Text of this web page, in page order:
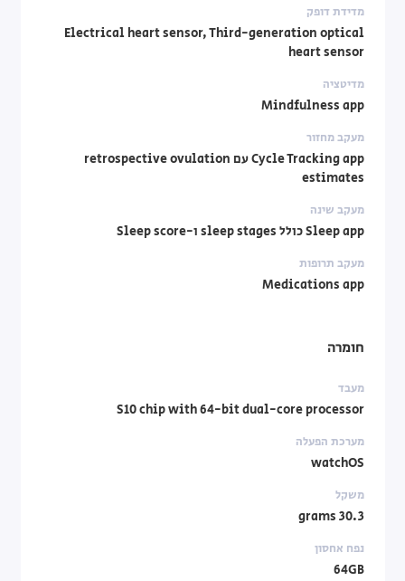
מדידת דופק
Electrical heart sensor, Third-generation optical
heart sensor
מדיטציה
Mindfulness app
מעקב מחזור
Cycle Tracking app עם retrospective ovulation
estimates
מעקב שינה
Sleep app כולל sleep stages ו-Sleep score
מעקב תרופות
Medications app
חומרה
מעבד
S10 chip with 64-bit dual-core processor
מערכת הפעלה
watchOS
משקל
30.3 grams
נפח אחסון
64GB